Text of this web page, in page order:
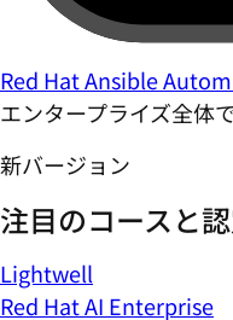
Red Hat Ansible
エンタープライズ全体
新バージョン
注目のコースと
Lightwell
Red Hat AI Enterprise